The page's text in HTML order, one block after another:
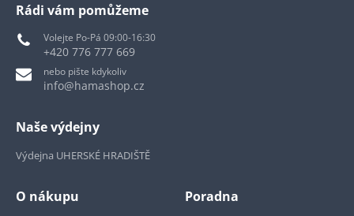
Rádi vám pomůžeme
Volejte Po-Pá 09:00-16:30
+420 776 777 669
nebo pište kdykoliv
info@hamashop.cz
Naše výdejny
Výdejna UHERSKÉ HRADIŠTĚ
O nákupu Poradna